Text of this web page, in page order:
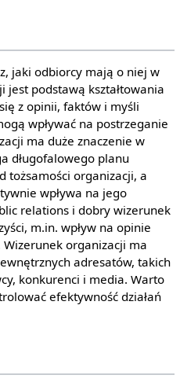
jaki odbiorcy mają o niej w
jest podstawą kształtowania
z opinii, faktów i myśli
wpływać na postrzeganie
ma duże znaczenie w
długofalowego planu
tożsamości organizacji, a
wpływa na jego
relations i dobry wizerunek
m.in. wpływ na opinie
organizacji ma
adresatów, takich
konkurenci i media. Warto
efektywność działań